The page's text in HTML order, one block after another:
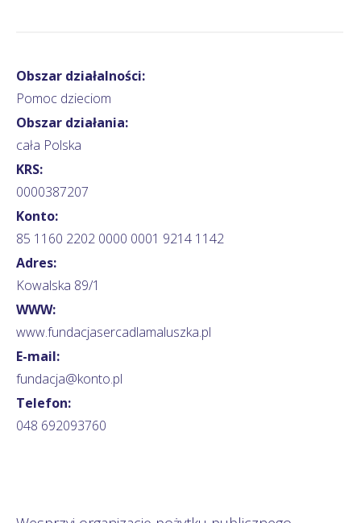
Obszar działalności:
Pomoc dzieciom
Obszar działania:
cała Polska
KRS:
0000387207
Konto:
85 1160 2202 0000 0001 9214 1142
Adres:
Kowalska 89/1
WWW:
www.fundacjasercadlamaluszka.pl
E-mail:
fundacja@konto.pl
Telefon:
048 692093760